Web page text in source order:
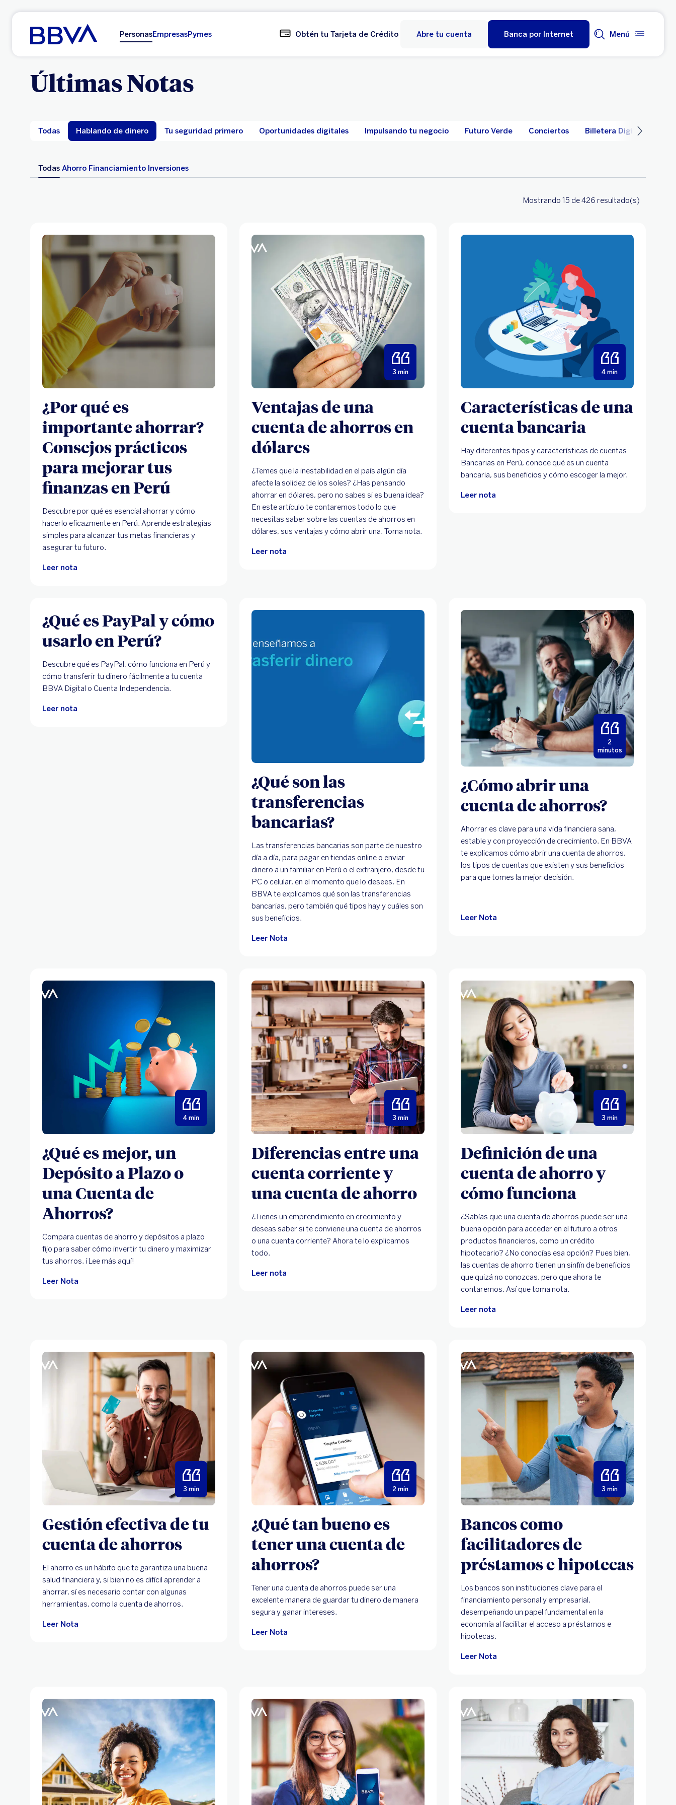
Ir al contenido principal
PersonasEmpresasPymes Obtén tu Tarjeta de Crédito Abre tu cuenta Banca por Internet Menú
Últimas Notas
Todas Hablando de dinero
Todas Ahorro Financiamiento Inversiones
Tu seguridad primero Oportunidades digitales Impulsando tu negocio Futuro Verde Conciertos Billetera Digital
Mostrando 15 de 426 resultado(s)
¿Por qué es
importante ahorrar?
Consejos prácticos
para mejorar tus
finanzas en Perú
Descubre por qué es esencial ahorrar y cómo
hacerlo eficazmente en Perú. Aprende estrategias
simples para alcanzar tus metas financieras y
asegurar tu futuro.
Leer nota
3 min
Ventajas de una
cuenta de ahorros en
dólares
¿Temes que la inestabilidad en el país algún día
afecte la solidez de los soles? ¿Has pensando
ahorrar en dólares, pero no sabes si es buena idea?
En este artículo te contaremos todo lo que
necesitas saber sobre las cuentas de ahorros en
dólares, sus ventajas y cómo abrir una. Toma nota.
Leer nota
4 min
Características de una
cuenta bancaria
Hay diferentes tipos y características de cuentas
Bancarias en Perú, conoce qué es un cuenta
bancaria, sus beneficios y cómo escoger la mejor.
Leer nota
¿Qué es PayPal y cómo
usarlo en Perú?
Descubre qué es PayPal, cómo funciona en Perú y
cómo transferir tu dinero fácilmente a tu cuenta
BBVA Digital o Cuenta Independencia.
Leer nota
¿Qué son las
transferencias
bancarias?
Las transferencias bancarias son parte de nuestro
día a día, para pagar en tiendas online o enviar
dinero a un familiar en Perú o el extranjero, desde tu
PC o celular, en el momento que lo desees. En
BBVA te explicamos qué son las transferencias
bancarias, pero también qué tipos hay y cuáles son
sus beneficios.
Leer Nota
2
minutos
¿Cómo abrir una
cuenta de ahorros?
Ahorrar es clave para una vida financiera sana,
estable y con proyección de crecimiento. En BBVA
te explicamos cómo abrir una cuenta de ahorros,
los tipos de cuentas que existen y sus beneficios
para que tomes la mejor decisión.
Leer Nota
4 min
¿Qué es mejor, un
Depósito a Plazo o
una Cuenta de
Ahorros?
Compara cuentas de ahorro y depósitos a plazo
fijo para saber cómo invertir tu dinero y maximizar
tus ahorros. ¡Lee más aquí!
Leer Nota
3 min
Diferencias entre una
cuenta corriente y
una cuenta de ahorro
¿Tienes un emprendimiento en crecimiento y
deseas saber si te conviene una cuenta de ahorros
o una cuenta corriente? Ahora te lo explicamos
todo.
Leer nota
3 min
Definición de una
cuenta de ahorro y
cómo funciona
¿Sabías que una cuenta de ahorros puede ser una
buena opción para acceder en el futuro a otros
productos financieros, como un crédito
hipotecario? ¿No conocías esa opción? Pues bien,
las cuentas de ahorro tienen un sinfín de beneficios
que quizá no conozcas, pero que ahora te
contaremos. Así que toma nota.
Leer nota
3 min
Gestión efectiva de tu
cuenta de ahorros
El ahorro es un hábito que te garantiza una buena
salud financiera y, si bien no es difícil aprender a
ahorrar, sí es necesario contar con algunas
herramientas, como la cuenta de ahorros.
Leer Nota
2 min
¿Qué tan bueno es
tener una cuenta de
ahorros?
Tener una cuenta de ahorros puede ser una
excelente manera de guardar tu dinero de manera
segura y ganar intereses.
Leer Nota
3 min
Bancos como
facilitadores de
préstamos e hipotecas
Los bancos son instituciones clave para el
financiamiento personal y empresarial,
desempeñando un papel fundamental en la
economía al facilitar el acceso a préstamos e
hipotecas.
Leer Nota